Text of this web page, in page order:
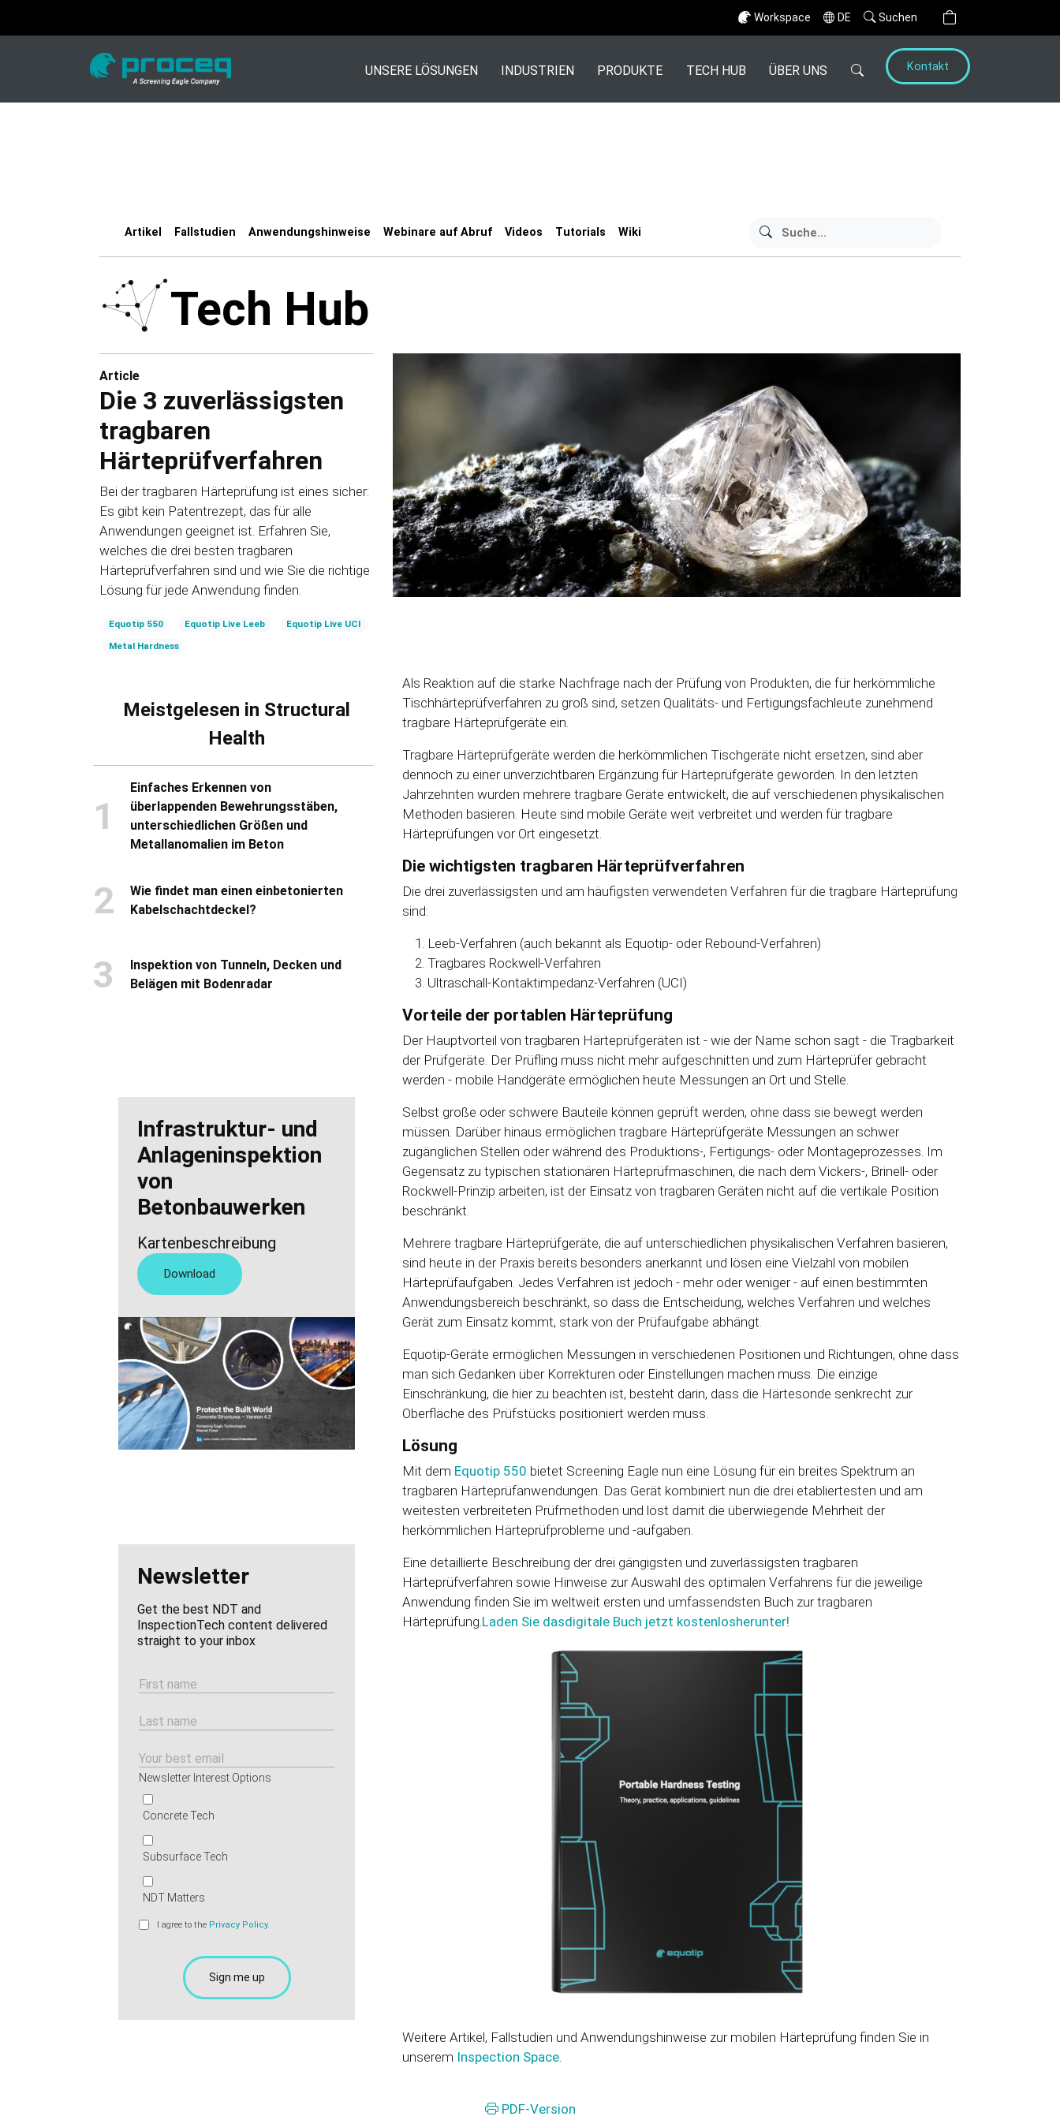
Workspace DE Suchen
UNSERE LÖSUNGEN INDUSTRIEN PRODUKTE TECH HUB ÜBER UNS Kontakt
Artikel Fallstudien Anwendungshinweise Webinare auf Abruf Videos Tutorials Wiki
Tech Hub
Article
Die 3 zuverlässigsten
tragbaren
Härteprüfverfahren
Bei der tragbaren Härteprüfung ist eines sicher:
Es gibt kein Patentrezept, das für alle
Anwendungen geeignet ist. Erfahren Sie,
welches die drei besten tragbaren
Härteprüfverfahren sind und wie Sie die richtige
Lösung für jede Anwendung finden.
Equotip 550 Equotip Live Leeb Equotip Live UCI
Metal Hardness
Meistgelesen in Structural
Health
1
Einfaches Erkennen von
überlappenden Bewehrungsstäben,
unterschiedlichen Größen und
Metallanomalien im Beton
2
Wie findet man einen einbetonierten
Kabelschachtdeckel?
3
Inspektion von Tunneln, Decken und
Belägen mit Bodenradar
Infrastruktur- und
Anlageninspektion
von
Betonbauwerken
Kartenbeschreibung
Download
Newsletter
Get the best NDT and
InspectionTech content delivered
straight to your inbox
Newsletter Interest Options
Concrete Tech
Subsurface Tech
NDT Matters
I agree to the Privacy Policy.
Als Reaktion auf die starke Nachfrage nach der Prüfung von Produkten, die für herkömmliche
Tischhärteprüfverfahren zu groß sind, setzen Qualitäts- und Fertigungsfachleute zunehmend
tragbare Härteprüfgeräte ein.
Tragbare Härteprüfgeräte werden die herkömmlichen Tischgeräte nicht ersetzen, sind aber
dennoch zu einer unverzichtbaren Ergänzung für Härteprüfgeräte geworden. In den letzten
Jahrzehnten wurden mehrere tragbare Geräte entwickelt, die auf verschiedenen physikalischen
Methoden basieren. Heute sind mobile Geräte weit verbreitet und werden für tragbare
Härteprüfungen vor Ort eingesetzt.
Die wichtigsten tragbaren Härteprüfverfahren
Die drei zuverlässigsten und am häufigsten verwendeten Verfahren für die tragbare Härteprüfung
sind:
Leeb-Verfahren (auch bekannt als Equotip- oder Rebound-Verfahren)
Tragbares Rockwell-Verfahren
Ultraschall-Kontaktimpedanz-Verfahren (UCI)
Vorteile der portablen Härteprüfung
Der Hauptvorteil von tragbaren Härteprüfgeräten ist - wie der Name schon sagt - die Tragbarkeit
der Prüfgeräte. Der Prüfling muss nicht mehr aufgeschnitten und zum Härteprüfer gebracht
werden - mobile Handgeräte ermöglichen heute Messungen an Ort und Stelle.
Selbst große oder schwere Bauteile können geprüft werden, ohne dass sie bewegt werden
müssen. Darüber hinaus ermöglichen tragbare Härteprüfgeräte Messungen an schwer
zugänglichen Stellen oder während des Produktions-, Fertigungs- oder Montageprozesses. Im
Gegensatz zu typischen stationären Härteprüfmaschinen, die nach dem Vickers-, Brinell- oder
Rockwell-Prinzip arbeiten, ist der Einsatz von tragbaren Geräten nicht auf die vertikale Position
beschränkt.
Mehrere tragbare Härteprüfgeräte, die auf unterschiedlichen physikalischen Verfahren basieren,
sind heute in der Praxis bereits besonders anerkannt und lösen eine Vielzahl von mobilen
Härteprüfaufgaben. Jedes Verfahren ist jedoch - mehr oder weniger - auf einen bestimmten
Anwendungsbereich beschränkt, so dass die Entscheidung, welches Verfahren und welches
Gerät zum Einsatz kommt, stark von der Prüfaufgabe abhängt.
Equotip-Geräte ermöglichen Messungen in verschiedenen Positionen und Richtungen, ohne dass
man sich Gedanken über Korrekturen oder Einstellungen machen muss. Die einzige
Einschränkung, die hier zu beachten ist, besteht darin, dass die Härtesonde senkrecht zur
Oberfläche des Prüfstücks positioniert werden muss.
Lösung
Mit dem Equotip 550 bietet Screening Eagle nun eine Lösung für ein breites Spektrum an
tragbaren Härteprüfanwendungen. Das Gerät kombiniert nun die drei etabliertesten und am
weitesten verbreiteten Prüfmethoden und löst damit die überwiegende Mehrheit der
herkömmlichen Härteprüfprobleme und -aufgaben.
Eine detaillierte Beschreibung der drei gängigsten und zuverlässigsten tragbaren
Härteprüfverfahren sowie Hinweise zur Auswahl des optimalen Verfahrens für die jeweilige
Anwendung finden Sie im weltweit ersten und umfassendsten Buch zur tragbaren
Härteprüfung. Laden Sie dasdigitale Buch jetzt kostenlosherunter!
Weitere Artikel, Fallstudien und Anwendungshinweise zur mobilen Härteprüfung finden Sie in
unserem Inspection Space.
PDF-Version